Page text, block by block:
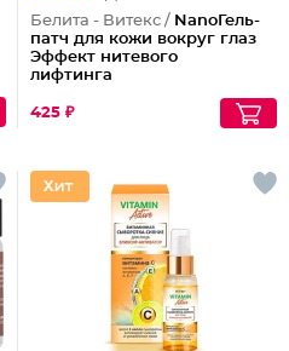
Белита - Витекс / NanoГель-
патч для кожи вокруг глаз
Эффект нитевого
лифтинга
425 ₽